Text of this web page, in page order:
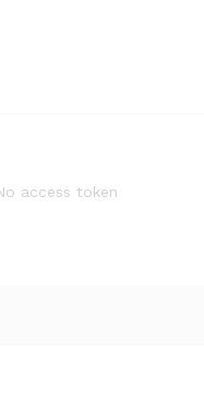
access token